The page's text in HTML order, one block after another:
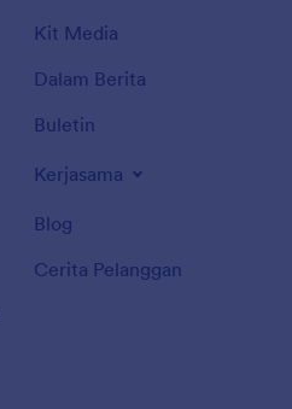
Kit Media
Dalam Berita
Buletin
Kerjasama
Blog
Cerita Pelanggan